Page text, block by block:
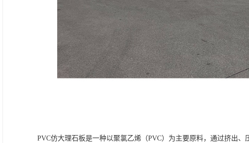
PVC仿大理石板是一种以聚氯乙烯（PVC）为主要原料，通过挤出